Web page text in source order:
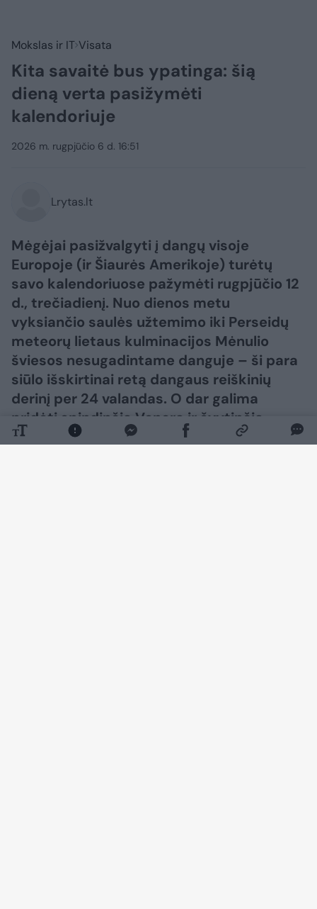
Mokslas ir IT Visata
Kita savaitė bus ypatinga: šią
dieną verta pasižymėti
kalendoriuje
2026 m. rugpjūčio 6 d. 16:51
Lrytas.lt
Mėgėjai pasižvalgyti į dangų visoje
Europoje (ir Šiaurės Amerikoje) turėtų
savo kalendoriuose pažymėti rugpjūčio 12
d., trečiadienį. Nuo dienos metu
vyksiančio saulės užtemimo iki Perseidų
meteorų lietaus kulminacijos Mėnulio
šviesos nesugadintame danguje – ši para
siūlo išskirtinai retą dangaus reiškinių
derinį per 24 valandas. O dar galima
pridėti spindinčią Venerą ir švytinčią
Paukščių Tako juostą po saulėlydžio – ir